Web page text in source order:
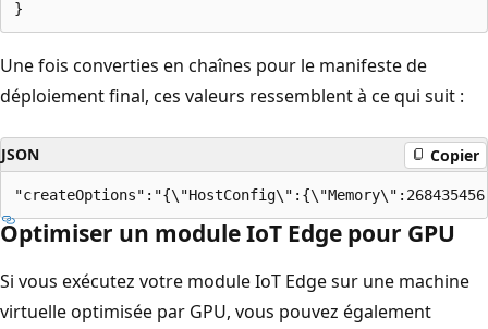
Une fois converties en chaînes pour le manifeste de
déploiement final, ces valeurs ressemblent à ce qui suit :
JSON Copier
Optimiser un module IoT Edge pour GPU
Si vous exécutez votre module IoT Edge sur une machine
virtuelle optimisée par GPU, vous pouvez également